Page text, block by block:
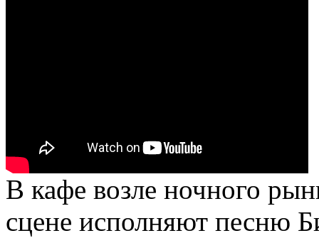
В кафе возле ночного
сцене исполняют песню